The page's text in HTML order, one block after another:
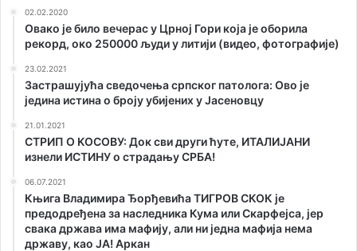
02.02.2020
Овако је било вечерас у Црној Гори која је оборила
рекорд, око 250000 људи у литији (видео, фотографије)
23.02.2021
Застрашујућа сведочења српског патолога: Ово је
једина истина о броју убијених у Јасеновцу
21.01.2021
СТРИП О KОСОВУ: Док сви други ћуте, ИТАЛИЈАНИ
изнели ИСТИНУ о страдању СРБА!
06.07.2021
Књига Владимира Ђорђевића ТИГРОВ СКОК је
предодређена за наследника Кума или Скарфејса, јер
свака држава има мафију, али ни једна мафија нема
државу, као ЈА! Аркан